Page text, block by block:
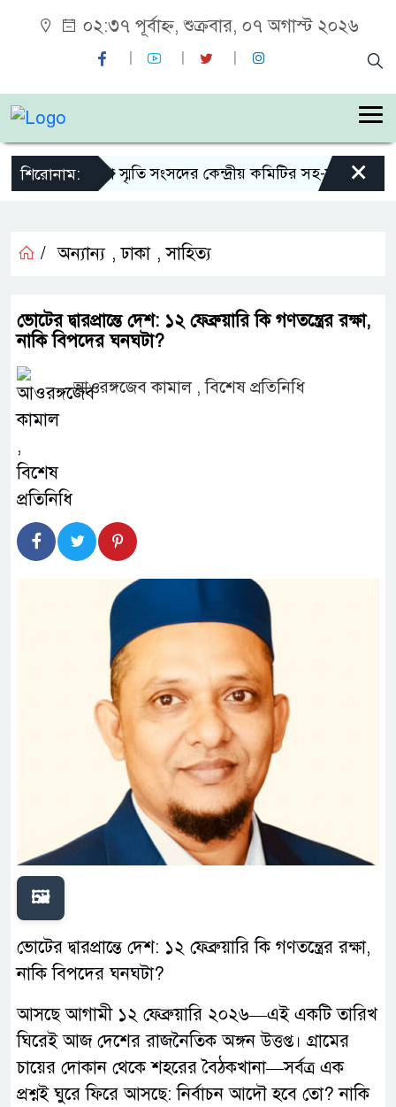
০২:৩৭ পূর্বাহ্ন, শুক্রবার, ০৭ অগাস্ট ২০২৬
শিরোনাম:
শহীদ জিয়া স্মৃতি সংসদের কেন্দ্রীয় কমিটির সহ-সভাপতি×
/ অন্যান্য ,ঢাকা ,সাহিত্য
ভোটের দ্বারপ্রান্তে দেশ: ১২ ফেব্রুয়ারি কি গণতন্ত্রের রক্ষা,
নাকি বিপদের ঘনঘটা?
আওরঙ্গজেব কামাল , বিশেষ প্রতিনিধি
🖼️
ভোটের দ্বারপ্রান্তে দেশ: ১২ ফেব্রুয়ারি কি গণতন্ত্রের রক্ষা,
নাকি বিপদের ঘনঘটা?
আসছে আগামী ১২ ফেব্রুয়ারি ২০২৬—এই একটি তারিখ
ঘিরেই আজ দেশের রাজনৈতিক অঙ্গন উত্তপ্ত। গ্রামের
চায়ের দোকান থেকে শহরের বৈঠকখানা—সর্বত্র এক
প্রশ্নই ঘুরে ফিরে আসছে: নির্বাচন আদৌ হবে তো? নাকি